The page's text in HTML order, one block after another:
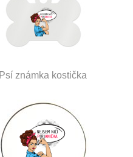
Psí známka kostička